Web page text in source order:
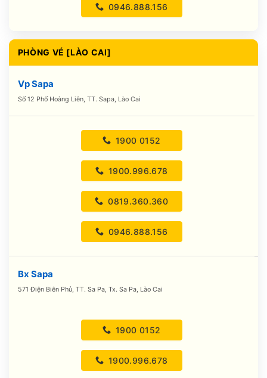
0946.888.156
PHÒNG VÉ [LÀO CAI]
Vp Sapa
Số 12 Phố Hoàng Liên, TT. Sapa, Lào Cai
1900 0152
1900.996.678
0819.360.360
0946.888.156
Bx Sapa
571 Điện Biên Phủ, TT. Sa Pa, Tx. Sa Pa, Lào Cai
1900 0152
1900.996.678